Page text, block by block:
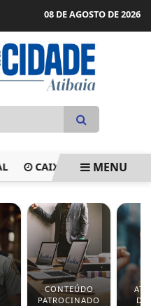
08 DE AGOSTO DE 2026
CAIXA JÁ RENEGOCIOU
MENU
CONTEÚDO
PATROCINADO